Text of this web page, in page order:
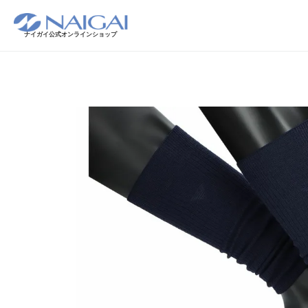
ナイガイ公式オンラインショップ